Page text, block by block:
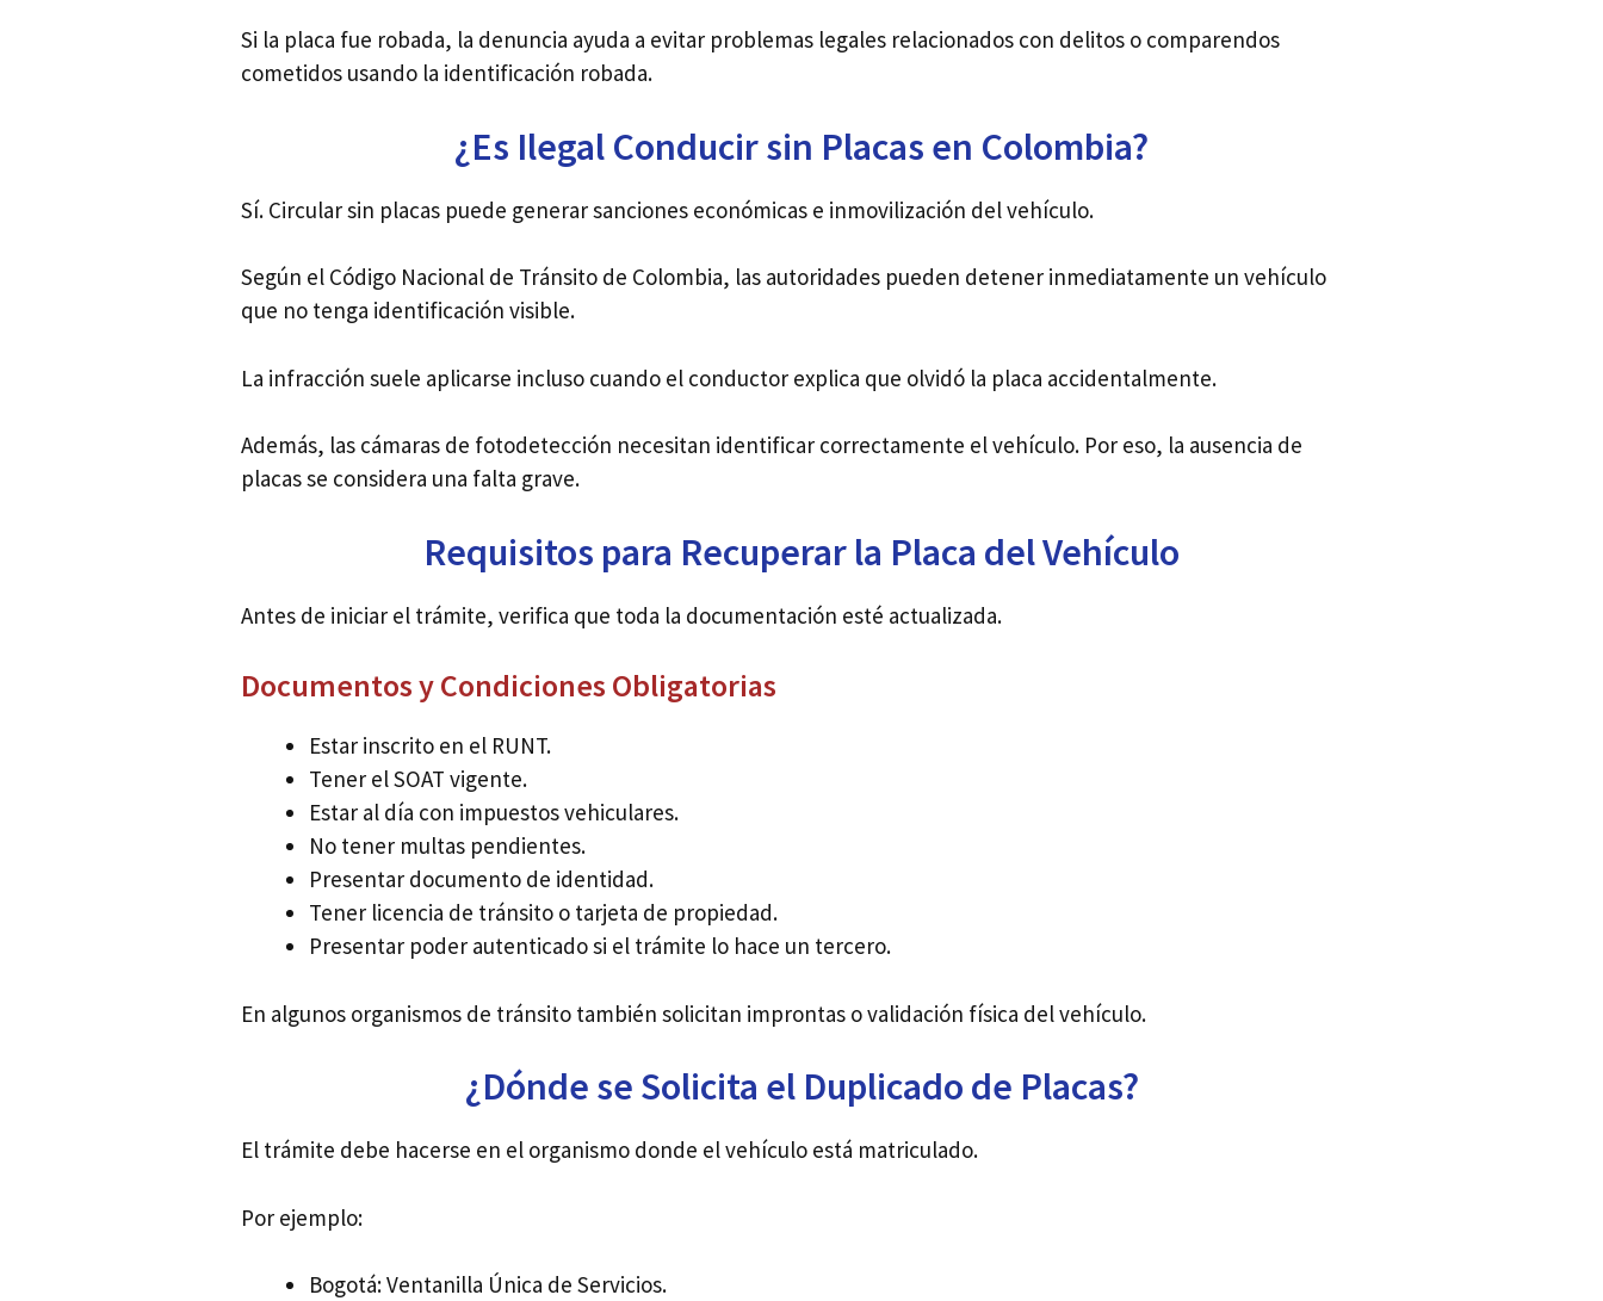
Si la placa fue robada, la denuncia ayuda a evitar problemas legales relacionados con delitos o comparendos
cometidos usando la identificación robada.
¿Es Ilegal Conducir sin Placas en Colombia?
Sí. Circular sin placas puede generar sanciones económicas e inmovilización del vehículo.
Según el Código Nacional de Tránsito de Colombia, las autoridades pueden detener inmediatamente un vehículo
que no tenga identificación visible.
La infracción suele aplicarse incluso cuando el conductor explica que olvidó la placa accidentalmente.
Además, las cámaras de fotodetección necesitan identificar correctamente el vehículo. Por eso, la ausencia de
placas se considera una falta grave.
Requisitos para Recuperar la Placa del Vehículo
Antes de iniciar el trámite, verifica que toda la documentación esté actualizada.
Documentos y Condiciones Obligatorias
Estar inscrito en el RUNT.
Tener el SOAT vigente.
Estar al día con impuestos vehiculares.
No tener multas pendientes.
Presentar documento de identidad.
Tener licencia de tránsito o tarjeta de propiedad.
Presentar poder autenticado si el trámite lo hace un tercero.
En algunos organismos de tránsito también solicitan improntas o validación física del vehículo.
¿Dónde se Solicita el Duplicado de Placas?
El trámite debe hacerse en el organismo donde el vehículo está matriculado.
Por ejemplo:
Bogotá: Ventanilla Única de Servicios.